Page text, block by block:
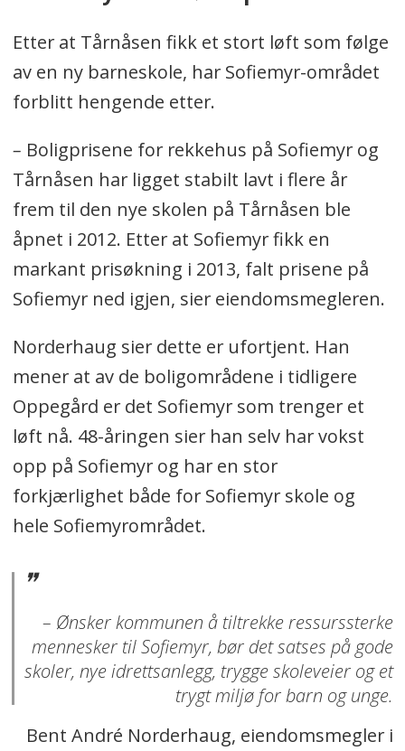
Etter at Tårnåsen fikk et stort løft som følge
av en ny barneskole, har Sofiemyr-området
forblitt hengende etter.
– Boligprisene for rekkehus på Sofiemyr og
Tårnåsen har ligget stabilt lavt i flere år
frem til den nye skolen på Tårnåsen ble
åpnet i 2012. Etter at Sofiemyr fikk en
markant prisøkning i 2013, falt prisene på
Sofiemyr ned igjen, sier eiendomsmegleren.
Norderhaug sier dette er ufortjent. Han
mener at av de boligområdene i tidligere
Oppegård er det Sofiemyr som trenger et
løft nå. 48-åringen sier han selv har vokst
opp på Sofiemyr og har en stor
forkjærlighet både for Sofiemyr skole og
hele Sofiemyrområdet.
– Ønsker kommunen å tiltrekke ressurssterke
mennesker til Sofiemyr, bør det satses på gode
skoler, nye idrettsanlegg, trygge skoleveier og et
trygt miljø for barn og unge.
Bent André Norderhaug, eiendomsmegler i